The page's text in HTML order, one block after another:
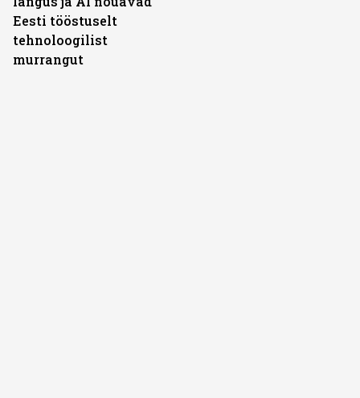
Eesti tööstuselt
tehnoloogilist
murrangut